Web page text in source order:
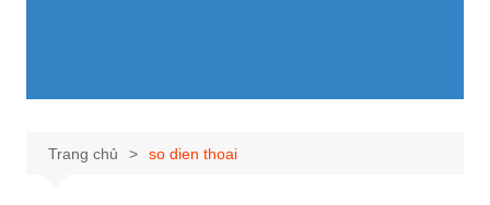
Trang chủ so dien thoai